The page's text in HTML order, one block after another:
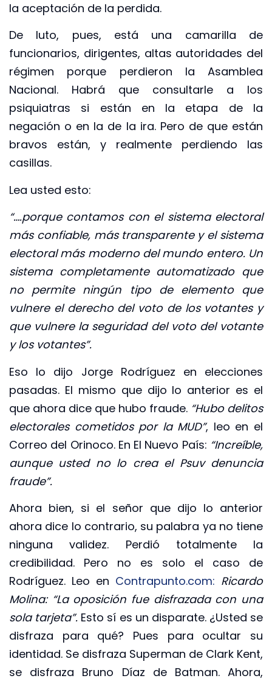
la aceptación de la perdida.
De luto, pues, está una camarilla de
funcionarios, dirigentes, altas autoridades del
régimen porque perdieron la Asamblea
Nacional. Habrá que consultarle a los
psiquiatras si están en la etapa de la
negación o en la de la ira. Pero de que están
bravos están, y realmente perdiendo las
casillas.
Lea usted esto:
“….porque contamos con el sistema electoral
más confiable, más transparente y el sistema
electoral más moderno del mundo entero. Un
sistema completamente automatizado que
no permite ningún tipo de elemento que
vulnere el derecho del voto de los votantes y
que vulnere la seguridad del voto del votante
y los votantes”.
Eso lo dijo Jorge Rodríguez en elecciones
pasadas. El mismo que dijo lo anterior es el
que ahora dice que hubo fraude. “Hubo delitos
electorales cometidos por la MUD”, leo en el
Correo del Orinoco. En El Nuevo País: “Increíble,
aunque usted no lo crea el Psuv denuncia
fraude”.
Ahora bien, si el señor que dijo lo anterior
ahora dice lo contrario, su palabra ya no tiene
ninguna validez. Perdió totalmente la
credibilidad. Pero no es solo el caso de
Rodríguez. Leo en Contrapunto.com: Ricardo
Molina: “La oposición fue disfrazada con una
sola tarjeta”. Esto sí es un disparate. ¿Usted se
disfraza para qué? Pues para ocultar su
identidad. Se disfraza Superman de Clark Kent,
se disfraza Bruno Díaz de Batman. Ahora,